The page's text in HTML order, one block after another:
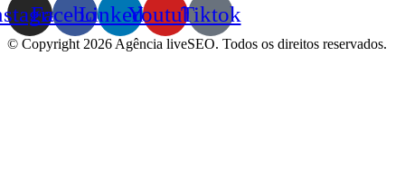
FacebookLinkedinYoutubeTiktok
© Copyright 2026 Agência liveSEO. Todos os direitos reservados.